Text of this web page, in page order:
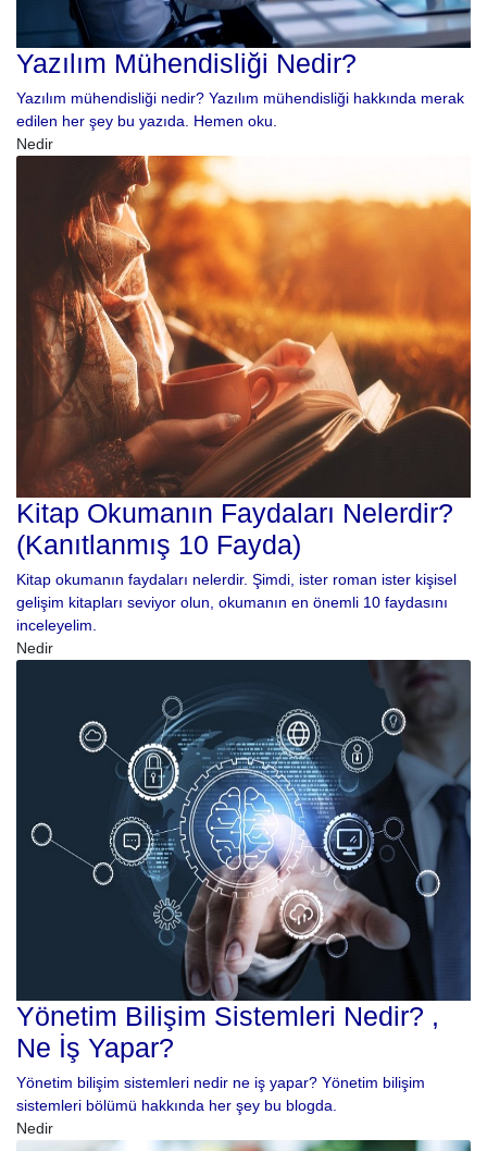
Yazılım Mühendisliği Nedir?
Yazılım mühendisliği nedir? Yazılım mühendisliği hakkında merak
edilen her şey bu yazıda. Hemen oku.
Nedir
Kitap Okumanın Faydaları Nelerdir?
(Kanıtlanmış 10 Fayda)
Kitap okumanın faydaları nelerdir. Şimdi, ister roman ister kişisel
gelişim kitapları seviyor olun, okumanın en önemli 10 faydasını
inceleyelim.
Nedir
Yönetim Bilişim Sistemleri Nedir? ,
Ne İş Yapar?
Yönetim bilişim sistemleri nedir ne iş yapar? Yönetim bilişim
sistemleri bölümü hakkında her şey bu blogda.
Nedir